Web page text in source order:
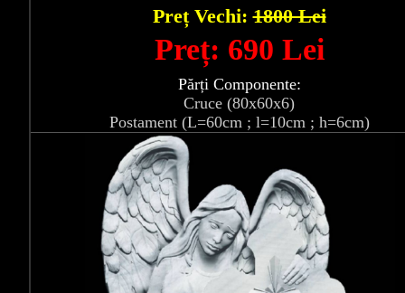
Preț Vechi:1800 Lei
Preț: 690 Lei
Părți Componente:
Cruce (80x60x6)
Postament (L=60cm ; l=10cm ; h=6cm)